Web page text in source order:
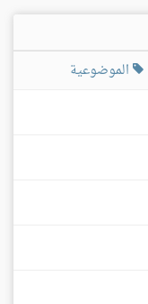
الموضوعية